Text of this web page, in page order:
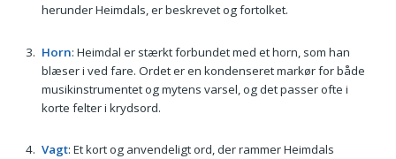
herunder Heimdals, er beskrevet og fortolket.
Horn: Heimdal er stærkt forbundet med et horn, som han
blæser i ved fare. Ordet er en kondenseret markør for både
musikinstrumentet og mytens varsel, og det passer ofte i
korte felter i krydsord.
Vagt: Et kort og anvendeligt ord, der rammer Heimdals